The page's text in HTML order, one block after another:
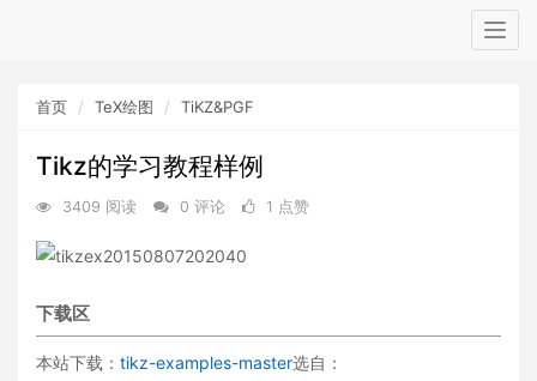
首页 TeX绘图 TiKZ&PGF
Tikz的学习教程样例
3409 阅读 0 评论 1 点赞
下载区
本站下载： tikz-examples-master选自：